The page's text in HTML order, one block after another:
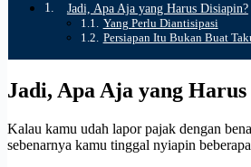
Jadi, Apa Aja yang Harus Disiapin?
Yang Perlu Diantisipasi
Persiapan Itu Bukan Buat
Jadi, Apa Aja yang
Kalau kamu udah lapor pajak dengan
sebenarnya kamu tinggal nyiapin